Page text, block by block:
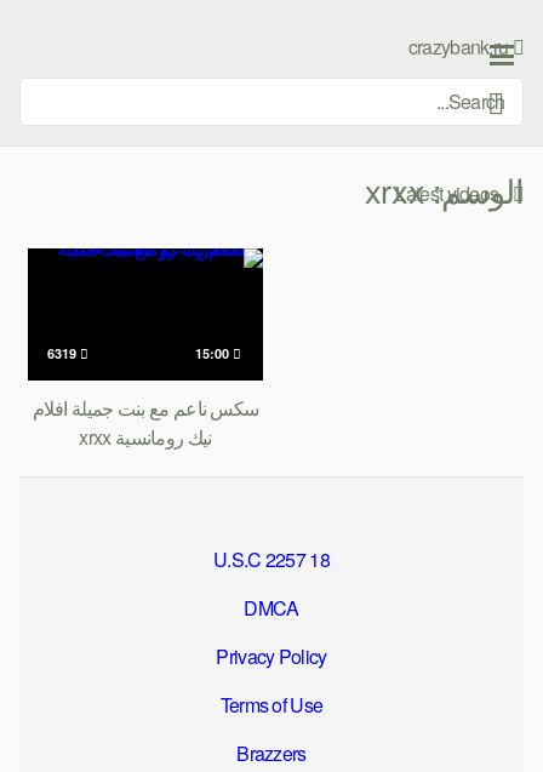
content
crazybank.ru
الوسم:xrxxLatest videos
15:00
سكس ناعم مع بنت جميلة افلام
نيك رومانسية xrxx
18 U.S.C 2257
DMCA
Privacy Policy
Terms of Use
Brazzers